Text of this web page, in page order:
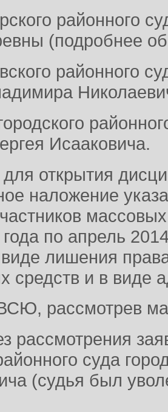
районного
(подробнее
районного
Исааковича.
открытия
наложение
по апрель
лишения
средств и в виде
рассмотрев
рассмотрения
суда
(судья был